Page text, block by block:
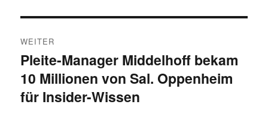
WEITER
Nächster
Beitrag:
Pleite-Manager Middelhoff bekam
10 Millionen von Sal. Oppenheim
für Insider-Wissen